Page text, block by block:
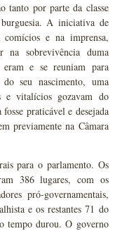
tanto por parte da classe
burguesia. A iniciativa de
e na imprensa,
na sobrevivência duma
e se reuniam para
seu nascimento, uma
e vitalícios gozavam do
praticável e desejada
previamente na Câmara
para o parlamento. Os
386 lugares, com os
pró-governamentais,
e os restantes 71 do
tempo durou. O governo